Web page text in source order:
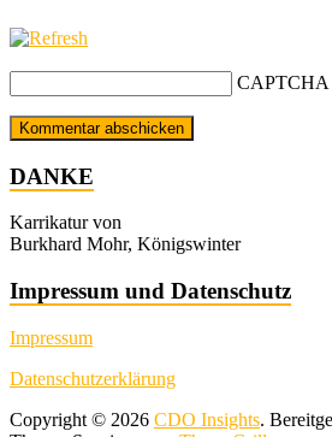
CAPTCHA
DANKE
Karrikatur von
Burkhard Mohr, Königswinter
Impressum und Datenschutz
Impressum
Datenschutzerklärung
Copyright © 2026 CDO Insights.